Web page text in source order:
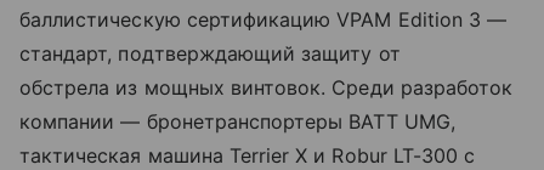
баллистическую сертификацию VPAM Edition 3 —
стандарт, подтверждающий защиту от
обстрела из мощных винтовок. Среди разработок
компании — бронетранспортеры BATT UMG,
тактическая машина Terrier X и Robur LT-300 с